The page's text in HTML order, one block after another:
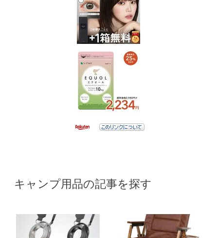
キャンプ用品の記事を探す